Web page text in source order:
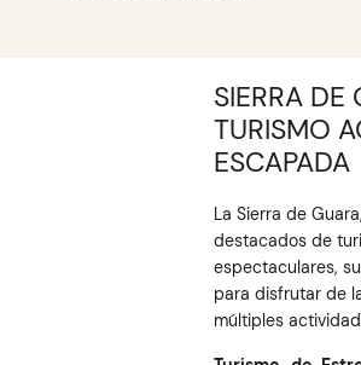
SIERRA DE
TURISMO
ESCAPADA
La Sierra de
destacados de
espectaculares,
para disfrutar de
múltiples